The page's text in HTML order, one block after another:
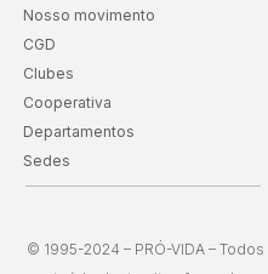
Nosso movimento
CGD
Clubes
Cooperativa
Departamentos
Sedes
© 1995-2024 – PRÓ-VIDA –